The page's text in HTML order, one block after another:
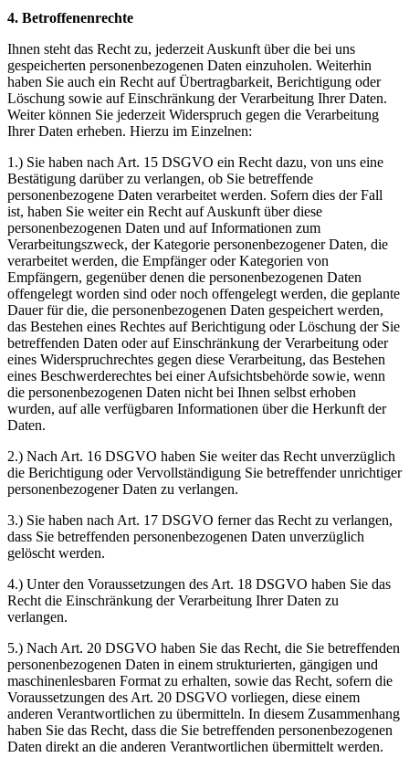
4. Betroffenenrechte
Ihnen steht das Recht zu, jederzeit Auskunft über die bei uns
gespeicherten personenbezogenen Daten einzuholen. Weiterhin
haben Sie auch ein Recht auf Übertragbarkeit, Berichtigung oder
Löschung sowie auf Einschränkung der Verarbeitung Ihrer Daten.
Weiter können Sie jederzeit Widerspruch gegen die Verarbeitung
Ihrer Daten erheben. Hierzu im Einzelnen:
1.) Sie haben nach Art. 15 DSGVO ein Recht dazu, von uns eine
Bestätigung darüber zu verlangen, ob Sie betreffende
personenbezogene Daten verarbeitet werden. Sofern dies der Fall
ist, haben Sie weiter ein Recht auf Auskunft über diese
personenbezogenen Daten und auf Informationen zum
Verarbeitungszweck, der Kategorie personenbezogener Daten, die
verarbeitet werden, die Empfänger oder Kategorien von
Empfängern, gegenüber denen die personenbezogenen Daten
offengelegt worden sind oder noch offengelegt werden, die geplante
Dauer für die, die personenbezogenen Daten gespeichert werden,
das Bestehen eines Rechtes auf Berichtigung oder Löschung der Sie
betreffenden Daten oder auf Einschränkung der Verarbeitung oder
eines Widerspruchrechtes gegen diese Verarbeitung, das Bestehen
eines Beschwerderechtes bei einer Aufsichtsbehörde sowie, wenn
die personenbezogenen Daten nicht bei Ihnen selbst erhoben
wurden, auf alle verfügbaren Informationen über die Herkunft der
Daten.
2.) Nach Art. 16 DSGVO haben Sie weiter das Recht unverzüglich
die Berichtigung oder Vervollständigung Sie betreffender unrichtiger
personenbezogener Daten zu verlangen.
3.) Sie haben nach Art. 17 DSGVO ferner das Recht zu verlangen,
dass Sie betreffenden personenbezogenen Daten unverzüglich
gelöscht werden.
4.) Unter den Voraussetzungen des Art. 18 DSGVO haben Sie das
Recht die Einschränkung der Verarbeitung Ihrer Daten zu
verlangen.
5.) Nach Art. 20 DSGVO haben Sie das Recht, die Sie betreffenden
personenbezogenen Daten in einem strukturierten, gängigen und
maschinenlesbaren Format zu erhalten, sowie das Recht, sofern die
Voraussetzungen des Art. 20 DSGVO vorliegen, diese einem
anderen Verantwortlichen zu übermitteln. In diesem Zusammenhang
haben Sie das Recht, dass die Sie betreffenden personenbezogenen
Daten direkt an die anderen Verantwortlichen übermittelt werden.